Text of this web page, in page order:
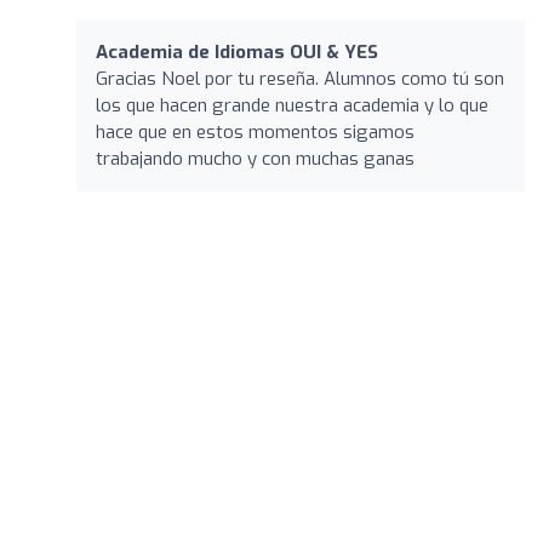
Academia de Idiomas OUI & YES
Gracias Noel por tu reseña. Alumnos como tú son
los que hacen grande nuestra academia y lo que
hace que en estos momentos sigamos
trabajando mucho y con muchas ganas